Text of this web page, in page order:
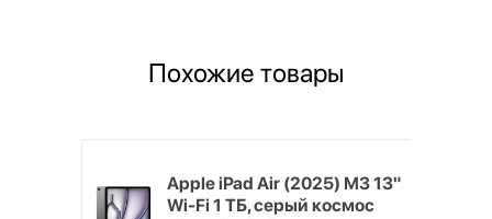
Похожие товары
Apple iPad Air (2025) M3 13"
Wi-Fi 1 ТБ, серый космос